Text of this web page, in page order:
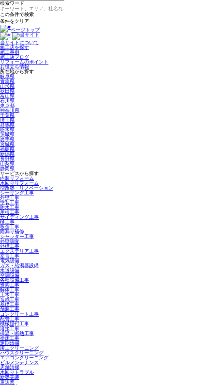
検索ワード
ページトップ
当サイトについて
施工店を探す
施工事例
施工店ブログ
リフォームのポイント
お役立ち情報
所在地から探す
岐阜県
青森県
山形県
秋田県
富山県
石川県
東京都
神奈川県
千葉県
埼玉県
群馬県
栃木県
茨城県
岩手県
宮城県
福島県
新潟県
長野県
山梨県
静岡県
サービスから探す
内装リフォーム
水回りリフォーム
増改築・リノベーション
シーリング工事
外壁工事
塗装工事
防水工事
屋根工事
サイディング工事
樋工事
板金工事
雨漏り補修
シャッター工事
外壁調査
外構工事
エクステリア工事
左官工事
電気設備
ガス・給湯器設備
水道設備
空調設備
各種設備工事
造園工事
解体工事
土木工事
造成工事
基礎工事
舗装工事
コンクリート工事
配管工事
機械据付工事
溶接工事
保温・断熱工事
塗床工事
定期清掃
竣工クリーニング
ハウスクリーニング
エアコンクリーニング
ビルメンテナンス
店舗清掃
水回りトラブル
新築美装
運送業